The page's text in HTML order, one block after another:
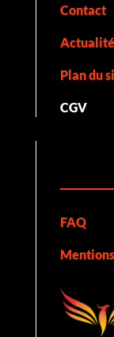
Contact
Plan du
CGV
FAQ